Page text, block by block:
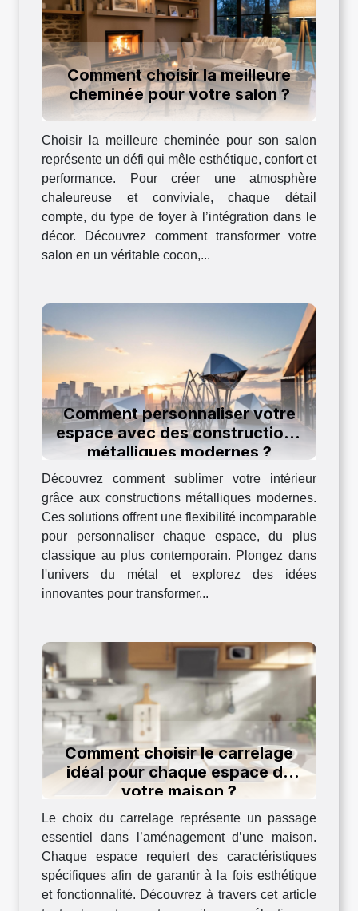
Comment choisir la meilleure
cheminée pour votre salon ?
Choisir la meilleure cheminée pour son salon
représente un défi qui mêle esthétique, confort et
performance. Pour créer une atmosphère
chaleureuse et conviviale, chaque détail
compte, du type de foyer à l’intégration dans le
décor. Découvrez comment transformer votre
salon en un véritable cocon,...
Comment personnaliser votre
espace avec des constructions
métalliques modernes ?
Découvrez comment sublimer votre intérieur
grâce aux constructions métalliques modernes.
Ces solutions offrent une flexibilité incomparable
pour personnaliser chaque espace, du plus
classique au plus contemporain. Plongez dans
l'univers du métal et explorez des idées
innovantes pour transformer...
Comment choisir le carrelage
idéal pour chaque espace de
votre maison ?
Le choix du carrelage représente un passage
essentiel dans l’aménagement d’une maison.
Chaque espace requiert des caractéristiques
spécifiques afin de garantir à la fois esthétique
et fonctionnalité. Découvrez à travers cet article